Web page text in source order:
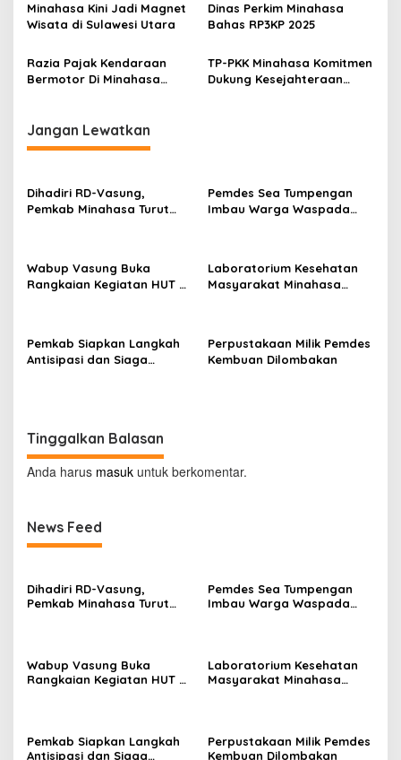
s
Minahasa Kini Jadi Magnet
Wisata di Sulawesi Utara
Dinas Perkim Minahasa
Bahas RP3KP 2025
Razia Pajak Kendaraan
Bermotor Di Minahasa
TP-PKK Minahasa Komitmen
Dukung Kesejahteraan
Jangan Lewatkan
Dihadiri RD-Vasung,
Pemkab Minahasa Turut
Pemdes Sea Tumpengan
Imbau Warga Waspada
Wabup Vasung Buka
Rangkaian Kegiatan HUT RI
Laboratorium Kesehatan
Masyarakat Minahasa
Pemkab Siapkan Langkah
Antisipasi dan Siaga
Perpustakaan Milik Pemdes
Kembuan Dilombakan
Tinggalkan Balasan
Anda harus masuk untuk berkomentar.
News Feed
Dihadiri RD-Vasung,
Pemkab Minahasa Turut
Pemdes Sea Tumpengan
Imbau Warga Waspada
Wabup Vasung Buka
Rangkaian Kegiatan HUT RI
Laboratorium Kesehatan
Masyarakat Minahasa
Pemkab Siapkan Langkah
Antisipasi dan Siaga
Perpustakaan Milik Pemdes
Kembuan Dilombakan